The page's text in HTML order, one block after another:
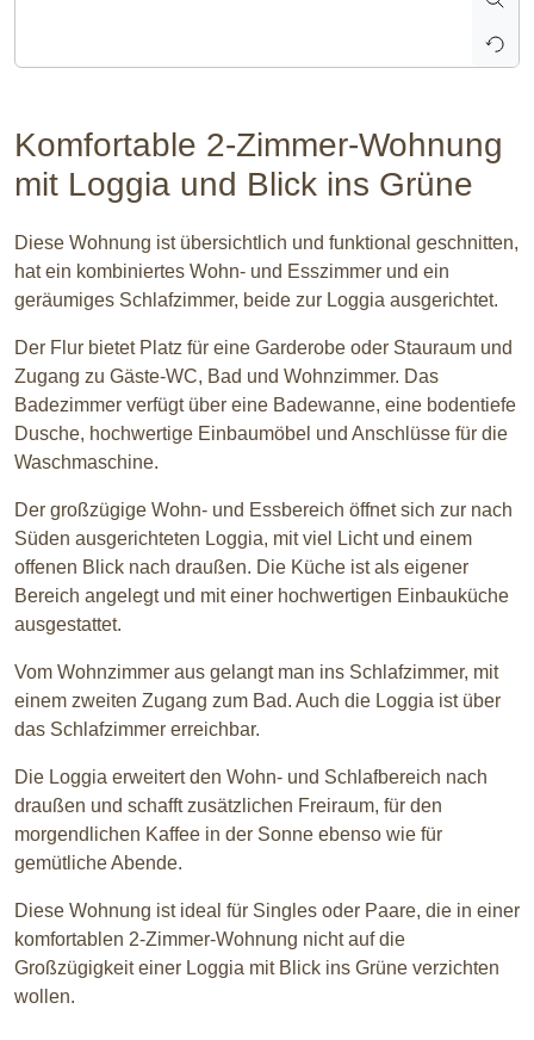
Komfortable 2-Zimmer-Wohnung
mit Loggia und Blick ins Grüne
Diese Wohnung ist übersichtlich und funktional geschnitten,
hat ein kombiniertes Wohn- und Esszimmer und ein
geräumiges Schlafzimmer, beide zur Loggia ausgerichtet.
Der Flur bietet Platz für eine Garderobe oder Stauraum und
Zugang zu Gäste-WC, Bad und Wohnzimmer. Das
Badezimmer verfügt über eine Badewanne, eine bodentiefe
Dusche, hochwertige Einbaumöbel und Anschlüsse für die
Waschmaschine.
Der großzügige Wohn- und Essbereich öffnet sich zur nach
Süden ausgerichteten Loggia, mit viel Licht und einem
offenen Blick nach draußen. Die Küche ist als eigener
Bereich angelegt und mit einer hochwertigen Einbauküche
ausgestattet.
Vom Wohnzimmer aus gelangt man ins Schlafzimmer, mit
einem zweiten Zugang zum Bad. Auch die Loggia ist über
das Schlafzimmer erreichbar.
Die Loggia erweitert den Wohn- und Schlafbereich nach
draußen und schafft zusätzlichen Freiraum, für den
morgendlichen Kaffee in der Sonne ebenso wie für
gemütliche Abende.
Diese Wohnung ist ideal für Singles oder Paare, die in einer
komfortablen 2-Zimmer-Wohnung nicht auf die
Großzügigkeit einer Loggia mit Blick ins Grüne verzichten
wollen.